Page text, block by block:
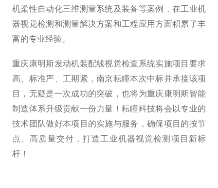
机柔性自动化三维测量系统及装备等案例，在工业机
器视觉检测和测量解决方案和工程应用方面积累了丰
富的专业经验。
重庆康明斯发动机装配线视觉检查系统实施项目要求
高、标准严、工期紧，南京耘瞳本次中标并承接该项
目，无疑是一次成功的突破，也将为重庆康明斯智能
制造体系升级贡献一份力量！耘瞳科技将会以专业的
技术团队做好本项目的实施与服务，确保项目的按节
点、高质量交付，打造工业机器视觉检测项目新标
杆！